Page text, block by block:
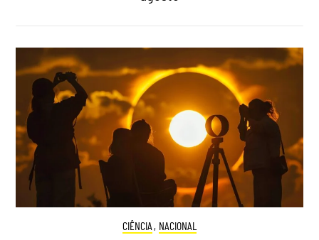
CIÊNCIA , NACIONAL